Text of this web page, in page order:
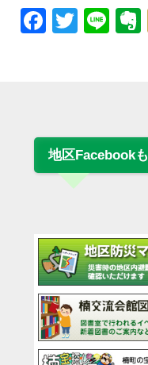
地区Facebook